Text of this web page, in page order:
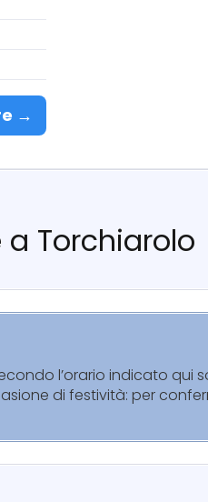
→
a Torchiarolo
l’orario indicato
di festività: per